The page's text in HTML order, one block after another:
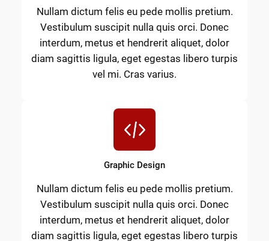
Nullam dictum felis eu pede mollis pretium.
Vestibulum suscipit nulla quis orci. Donec
interdum, metus et hendrerit aliquet, dolor
diam sagittis ligula, eget egestas libero turpis
vel mi. Cras varius.
Graphic Design
Nullam dictum felis eu pede mollis pretium.
Vestibulum suscipit nulla quis orci. Donec
interdum, metus et hendrerit aliquet, dolor
diam sagittis ligula, eget egestas libero turpis